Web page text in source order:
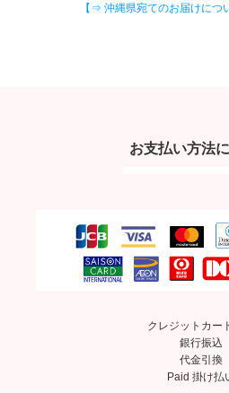
【⇒ 沖縄県宛てのお届けにつ
お支払い方法
クレジットカー
銀行振込
代金引換
Paid 掛け払